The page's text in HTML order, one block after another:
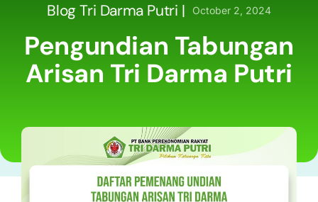
Blog Tri Darma Putri | October 2, 2024
Pengundian Tabungan
Arisan Tri Darma Putri